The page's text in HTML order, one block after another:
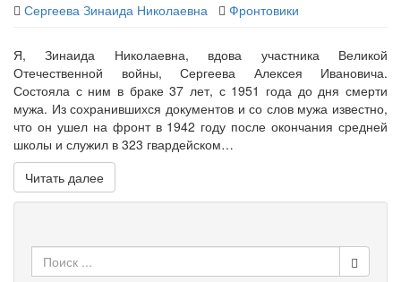
Сергеева Зинаида Николаевна Фронтовики
Я, Зинаида Николаевна, вдова участника Великой
Отечественной войны, Сергеева Алексея Ивановича.
Состояла с ним в браке 37 лет, с 1951 года до дня смерти
мужа. Из сохранившихся документов и со слов мужа известно,
что он ушел на фронт в 1942 году после окончания средней
школы и служил в 323 гвардейском…
Читать далее
Поиск
для: